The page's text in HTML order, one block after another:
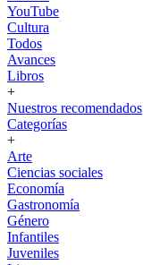
YouTube
Cultura
Todos
Avances
Libros
+
Nuestros recomendados
Categorías
+
Arte
Ciencias sociales
Economía
Gastronomía
Género
Infantiles
Juveniles